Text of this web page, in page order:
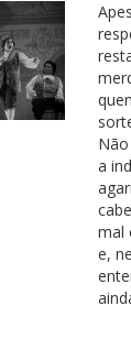
a
mal
e,